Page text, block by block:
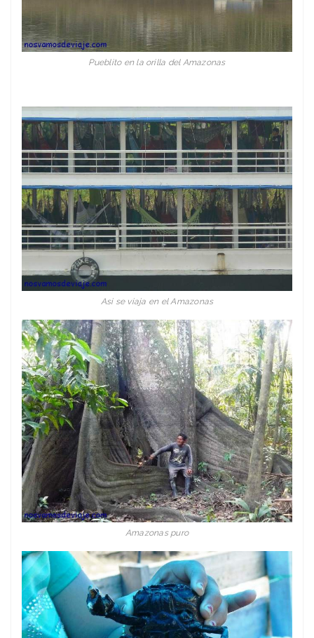
Pueblito en la orilla del Amazonas
Asi se viaja en el Amazonas
Amazonas puro